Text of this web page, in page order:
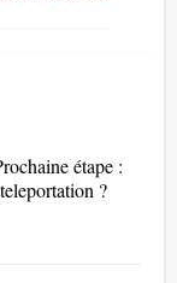
étape :
?